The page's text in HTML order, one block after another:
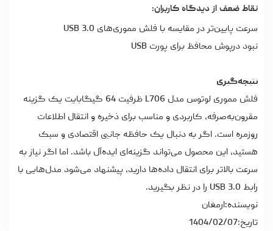
نقاط ضعف از دیدگاه کاربران:
سرعت پایین‌تر در مقایسه با فلش مموری‌های USB 3.0
نبود درپوش محافظ برای پورت USB
نتیجه‌گیری
فلش مموری
لوتوس مدل L706 ظرفیت 64 گیگابایت یک گزینه
مقرون‌به‌صرفه، کاربردی و مناسب برای ذخیره و انتقال اطلاعات
روزمره است. اگر به دنبال یک حافظه جانبی اقتصادی و سبک
هستید، این محصول می‌تواند گزینه‌ای ایده‌آل باشد. اما اگر نیاز به
سرعت بالاتر برای انتقال داده‌ها دارید، پیشنهاد می‌شود مدل‌هایی با
رابط USB 3.0 را در نظر بگیرید.
نویسنده:ارمغان
تاریخ:1404/02/07